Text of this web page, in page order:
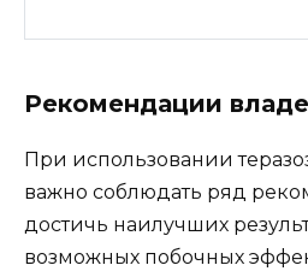
Рекомендации
При использовании
важно соблюдать ряд
достичь наилучших
возможных побочных